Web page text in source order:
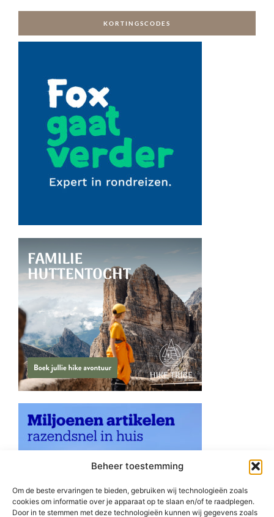
Beheer toestemming
Om de beste ervaringen te bieden, gebruiken wij technologieën zoals
cookies om informatie over je apparaat op te slaan en/of te raadplegen.
Door in te stemmen met deze technologieën kunnen wij gegevens zoals
KORTINGSCODES